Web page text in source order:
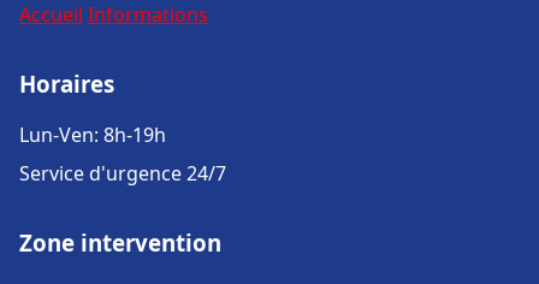
Accueil Informations
Horaires
Lun-Ven: 8h-19h
Service d'urgence 24/7
Zone intervention